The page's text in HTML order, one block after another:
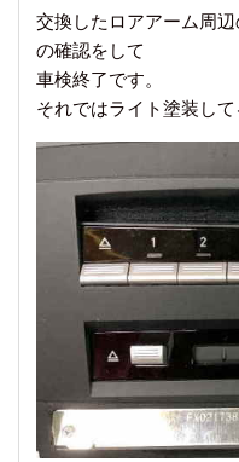
交換したロアアーム周
の確認をして
車検終了です。
それではライト塗装して